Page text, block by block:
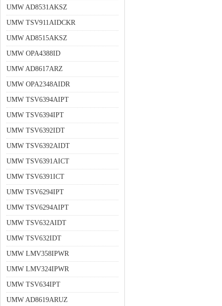
UMW AD8531AKSZ
UMW TSV911AIDCKR
UMW AD8515AKSZ
UMW OPA4388ID
UMW AD8617ARZ
UMW OPA2348AIDR
UMW TSV6394AIPT
UMW TSV6394IPT
UMW TSV6392IDT
UMW TSV6392AIDT
UMW TSV6391AICT
UMW TSV6391ICT
UMW TSV6294IPT
UMW TSV6294AIPT
UMW TSV632AIDT
UMW TSV632IDT
UMW LMV358IPWR
UMW LMV324IPWR
UMW TSV634IPT
UMW AD8619ARUZ